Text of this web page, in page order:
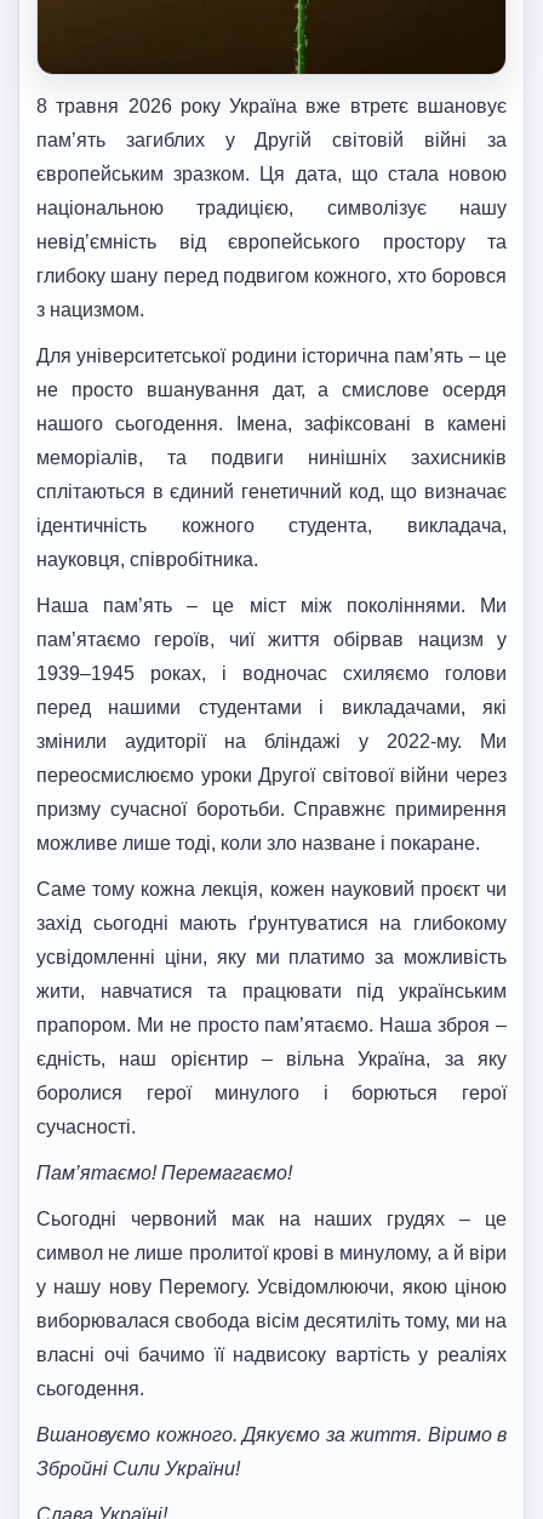
8 травня 2026 року Україна вже втретє вшановує
пам’ять загиблих у Другій світовій війні за
європейським зразком. Ця дата, що стала новою
національною традицією, символізує нашу
невід’ємність від європейського простору та
глибоку шану перед подвигом кожного, хто боровся
з нацизмом.
Для університетської родини історична пам’ять – це
не просто вшанування дат, а смислове осердя
нашого сьогодення. Імена, зафіксовані в камені
меморіалів, та подвиги нинішніх захисників
сплітаються в єдиний генетичний код, що визначає
ідентичність кожного студента, викладача,
науковця, співробітника.
Наша пам’ять – це міст між поколіннями. Ми
пам’ятаємо героїв, чиї життя обірвав нацизм у
1939–1945 роках, і водночас схиляємо голови
перед нашими студентами і викладачами, які
змінили аудиторії на бліндажі у 2022-му. Ми
переосмислюємо уроки Другої світової війни через
призму сучасної боротьби. Справжнє примирення
можливе лише тоді, коли зло назване і покаране.
Саме тому кожна лекція, кожен науковий проєкт чи
захід сьогодні мають ґрунтуватися на глибокому
усвідомленні ціни, яку ми платимо за можливість
жити, навчатися та працювати під українським
прапором. Ми не просто пам’ятаємо. Наша зброя –
єдність, наш орієнтир – вільна Україна, за яку
боролися герої минулого і борються герої
сучасності.
Пам’ятаємо! Перемагаємо!
Сьогодні червоний мак на наших грудях – це
символ не лише пролитої крові в минулому, а й віри
у нашу нову Перемогу. Усвідомлюючи, якою ціною
виборювалася свобода вісім десятиліть тому, ми на
власні очі бачимо її надвисоку вартість у реаліях
сьогодення.
Вшановуємо кожного. Дякуємо за життя. Віримо в
Збройні Сили України!
Слава Україні!